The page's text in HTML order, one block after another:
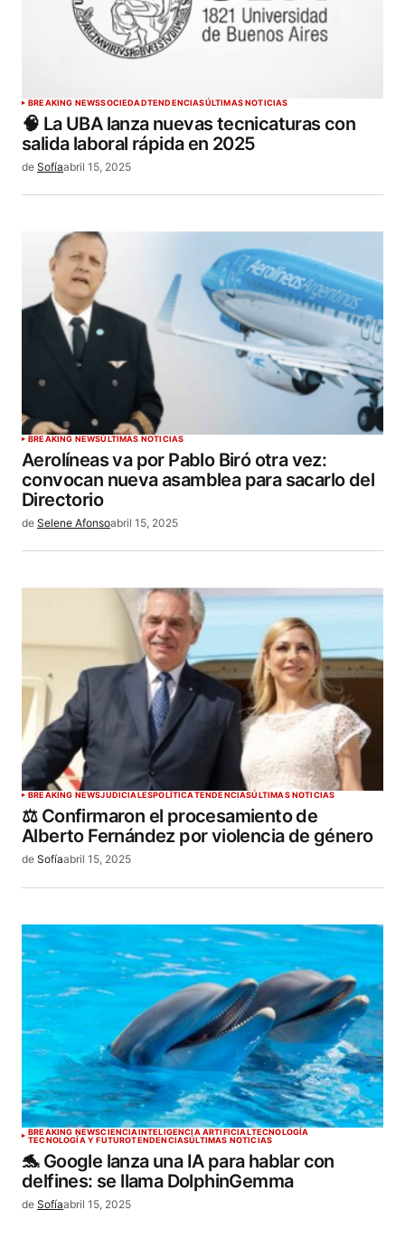
BREAKING NEWSSOCIEDADTENDENCIASÚLTIMAS NOTICIAS
🧠 La UBA lanza nuevas tecnicaturas con
salida laboral rápida en 2025
de Sofíaabril 15, 2025
BREAKING NEWSÚLTIMAS NOTICIAS
Aerolíneas va por Pablo Biró otra vez:
convocan nueva asamblea para sacarlo del
Directorio
de Selene Afonsoabril 15, 2025
BREAKING NEWSJUDICIALESPOLÍTICATENDENCIASÚLTIMAS NOTICIAS
⚖️ Confirmaron el procesamiento de
Alberto Fernández por violencia de género
de Sofíaabril 15, 2025
BREAKING NEWSCIENCIAINTELIGENCIA ARTIFICIALTECNOLOGÍA
TECNOLOGÍA Y FUTUROTENDENCIASÚLTIMAS NOTICIAS
🐬 Google lanza una IA para hablar con
delfines: se llama DolphinGemma
de Sofíaabril 15, 2025